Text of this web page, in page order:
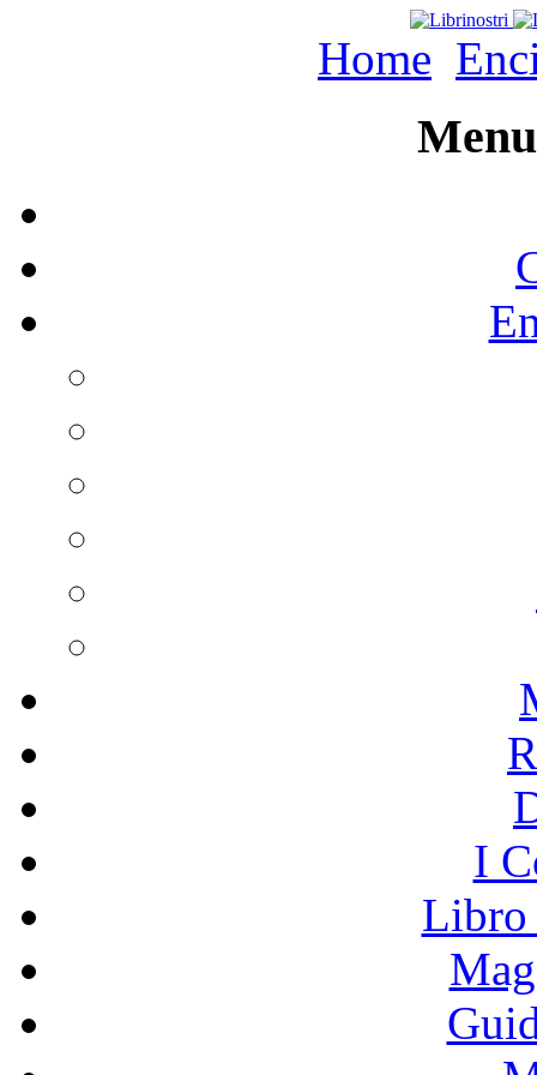
Home
I
Libro